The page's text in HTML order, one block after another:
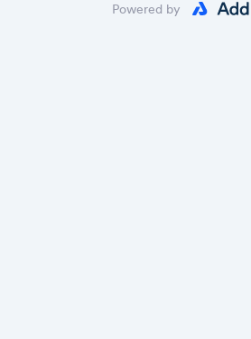
Powered by